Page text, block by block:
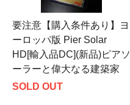
要注意【購入条件あり】ヨ
ーロッパ版 Pier Solar
HD[輸入品DC](新品)ピアソ
ーラーと偉大なる建築家
SOLD OUT